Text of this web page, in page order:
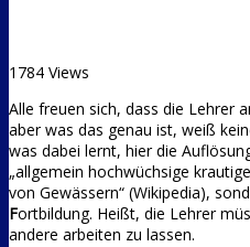
1784 Views
Alle freuen sich, dass die Lehrer
aber was das genau ist, weiß
was dabei lernt, hier die
„allgemein hochwüchsige
von Gewässern“ (Wikipedia),
Fortbildung. Heißt, die Lehrer
andere arbeiten zu lassen.